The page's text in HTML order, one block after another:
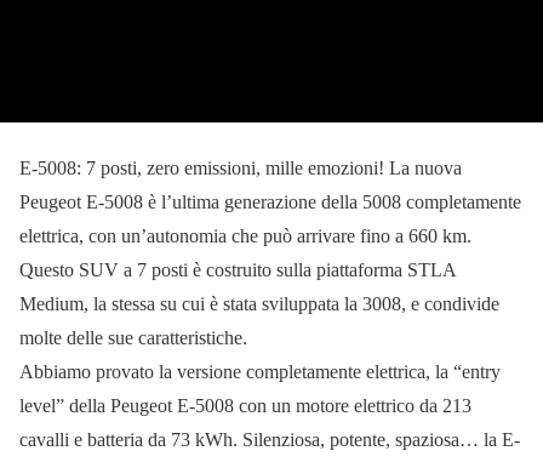
E-5008: 7 posti, zero emissioni, mille emozioni! La nuova
Peugeot E-5008 è l’ultima generazione della 5008 completamente
elettrica, con un’autonomia che può arrivare fino a 660 km.
Questo SUV a 7 posti è costruito sulla piattaforma STLA
Medium, la stessa su cui è stata sviluppata la 3008, e condivide
molte delle sue caratteristiche.
Abbiamo provato la versione completamente elettrica, la “entry
level” della Peugeot E-5008 con un motore elettrico da 213
cavalli e batteria da 73 kWh. Silenziosa, potente, spaziosa… la E-